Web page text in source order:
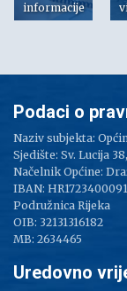
informacije
Podaci o
Naziv subjekta:
Sjedište: Sv. Lucija
Načelnik Općine:
IBAN:
Podružnica Rijeka
OIB: 32131316182
MB: 2634465
Uredovno